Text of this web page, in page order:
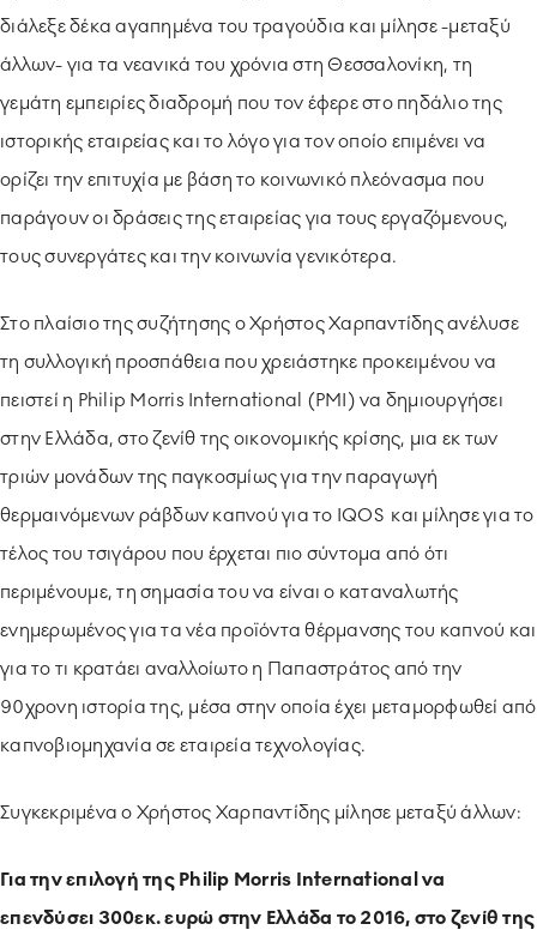
διάλεξε δέκα αγαπημένα του τραγούδια και μίλησε -μεταξύ
άλλων- για τα νεανικά του χρόνια στη Θεσσαλονίκη, τη
γεμάτη εμπειρίες διαδρομή που τον έφερε στο πηδάλιο της
ιστορικής εταιρείας και το λόγο για τον οποίο επιμένει να
ορίζει την επιτυχία με βάση το κοινωνικό πλεόνασμα που
παράγουν οι δράσεις της εταιρείας για τους εργαζόμενους,
τους συνεργάτες και την κοινωνία γενικότερα.
Στο πλαίσιο της συζήτησης ο Χρήστος Χαρπαντίδης ανέλυσε
τη συλλογική προσπάθεια που χρειάστηκε προκειμένου να
πειστεί η Philip Morris International (PMI) να δημιουργήσει
στην Ελλάδα, στο ζενίθ της οικονομικής κρίσης, μια εκ των
τριών μονάδων της παγκοσμίως για την παραγωγή
θερμαινόμενων ράβδων καπνού για το IQOS και μίλησε για το
τέλος του τσιγάρου που έρχεται πιο σύντομα από ότι
περιμένουμε, τη σημασία του να είναι ο καταναλωτής
ενημερωμένος για τα νέα προϊόντα θέρμανσης του καπνού και
για το τι κρατάει αναλλοίωτο η Παπαστράτος από την
90χρονη ιστορία της, μέσα στην οποία έχει μεταμορφωθεί από
καπνοβιομηχανία σε εταιρεία τεχνολογίας.
Συγκεκριμένα ο Χρήστος Χαρπαντίδης μίλησε μεταξύ άλλων:
Για την επιλογή της Philip Morris Internationalνα
επενδύσει 300εκ. ευρώ στην Ελλάδα το 2016, στο ζενίθ της